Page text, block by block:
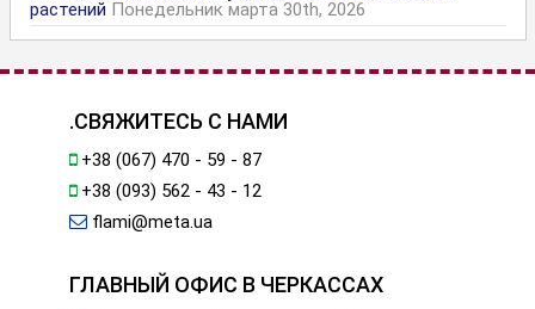
растений Понедельник марта 30th, 2026
.СВЯЖИТЕСЬ С НАМИ
+38 (067) 470 - 59 - 87
+38 (093) 562 - 43 - 12
flami@meta.ua
ГЛАВНЫЙ ОФИС В ЧЕРКАССАХ